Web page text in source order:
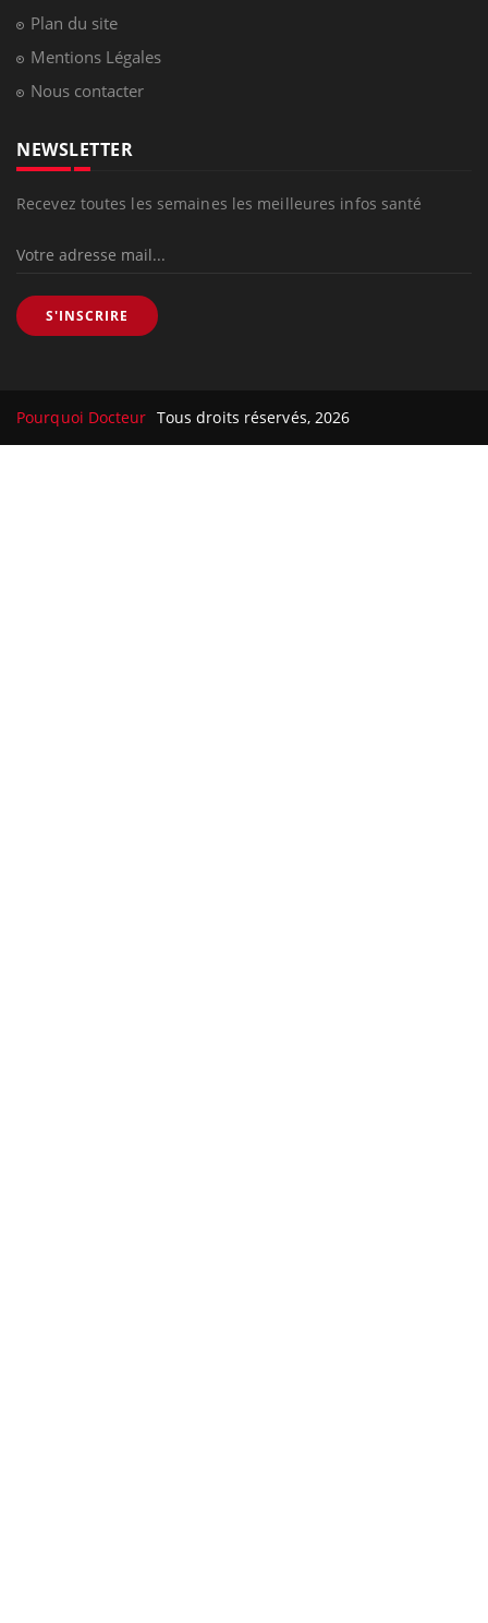
Plan du site
Mentions Légales
Nous contacter
NEWSLETTER
Recevez toutes les semaines les meilleures infos santé
S'INSCRIRE
Pourquoi Docteur Tous droits réservés, 2026